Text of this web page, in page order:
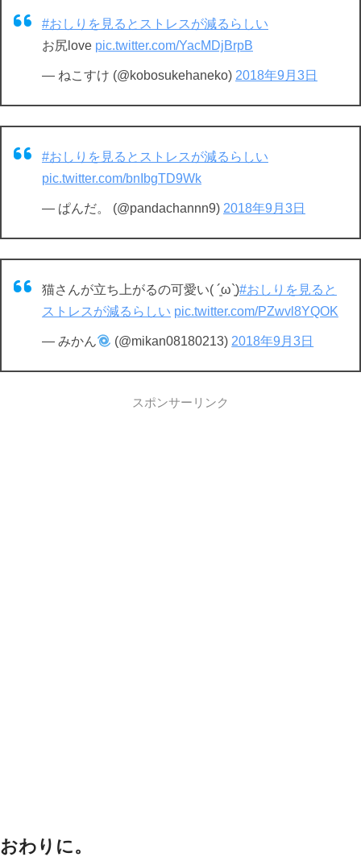
#おしりを見るとストレスが減るらしい
お尻love pic.twitter.com/YacMDjBrpB
— ねこすけ (@kobosukehaneko) 2018年9月3日
#おしりを見るとストレスが減るらしい
pic.twitter.com/bnIbgTD9Wk
— ぱんだ。 (@pandachannn9) 2018年9月3日
猫さんが立ち上がるの可愛い( ´͈ω`͈)#おしりを見ると
ストレスが減るらしい pic.twitter.com/PZwvl8YQOK
— みかん (@mikan08180213) 2018年9月3日
スポンサーリンク
おわりに。